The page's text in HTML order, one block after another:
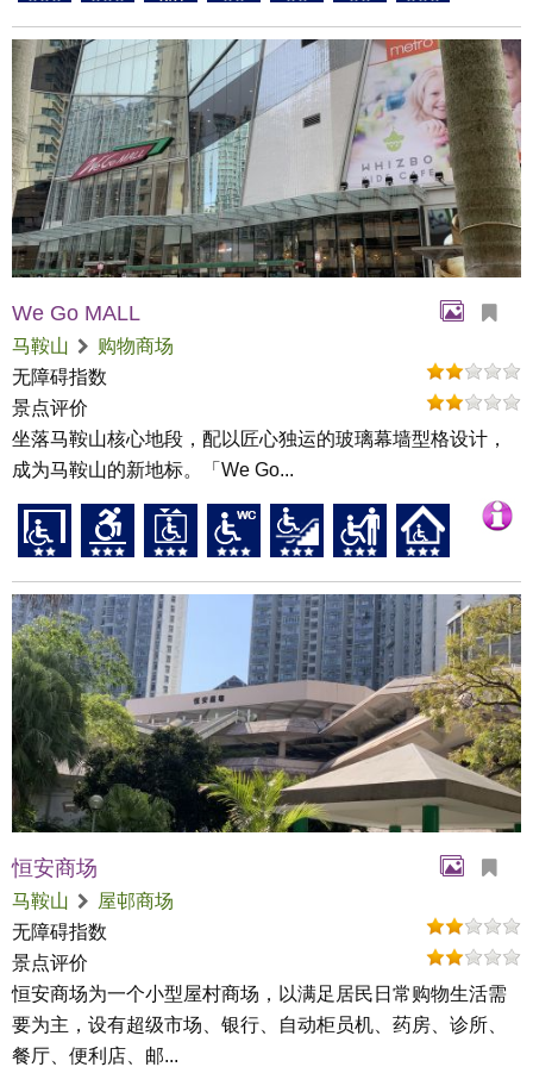
We Go MALL
马鞍山
购物商场
无障碍指数
景点评价
坐落马鞍山核心地段，配以匠心独运的玻璃幕墙型格设计，
成为马鞍山的新地标。「We Go...
恒安商场
马鞍山
屋邨商场
无障碍指数
景点评价
恒安商场为一个小型屋村商场，以满足居民日常购物生活需
要为主，设有超级市场、银行、自动柜员机、药房、诊所、
餐厅、便利店、邮...